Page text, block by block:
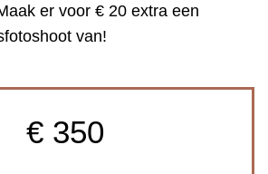
er voor € 20 extra een
van!
€ 350